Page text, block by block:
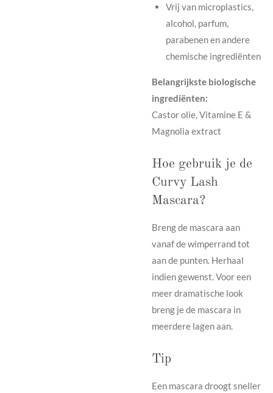
Vrij van microplastics,
alcohol, parfum,
parabenen en andere
chemische ingrediënten
Belangrijkste biologische
ingrediënten:
Castor olie, Vitamine E &
Magnolia extract
Hoe gebruik je de
Curvy Lash
Mascara?
Breng de mascara aan
vanaf de wimperrand tot
aan de punten. Herhaal
indien gewenst. Voor een
meer dramatische look
breng je de mascara in
meerdere lagen aan.
Tip
Een mascara droogt sneller